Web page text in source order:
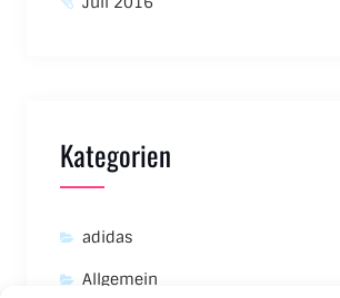
Kategorien
adidas
Allgemein